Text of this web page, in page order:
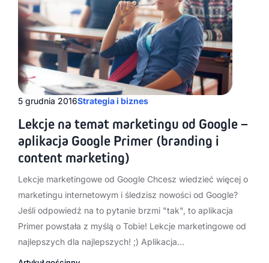
5 grudnia 2016Strategia i biznes
Lekcje na temat marketingu od Google –
aplikacja Google Primer (branding i
content marketing)
Lekcje marketingowe od Google Chcesz wiedzieć więcej o
marketingu internetowym i śledzisz nowości od Google?
Jeśli odpowiedź na to pytanie brzmi "tak", to aplikacja
Primer powstała z myślą o Tobie! Lekcje marketingowe od
najlepszych dla najlepszych! ;) Aplikacja…